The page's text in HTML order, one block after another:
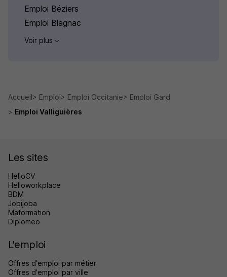
Emploi Béziers
Emploi Blagnac
Voir plus
Accueil Emploi Emploi Occitanie
Emploi Gard
Emploi Valliguières
Les sites
HelloCV
Helloworkplace
BDM
Jobijoba
Maformation
Diplomeo
L'emploi
Offres d'emploi par métier
Offres d'emploi par ville